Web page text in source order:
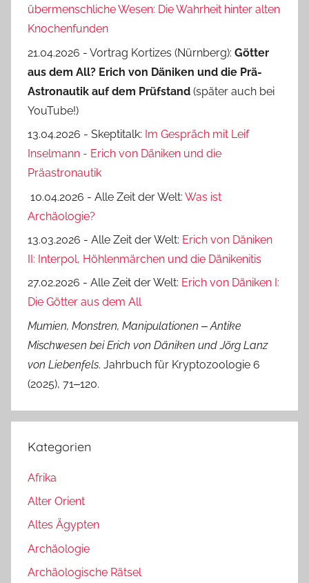
übermenschliche Wesen: Die Wahrheit hinter alten
Knochenfunden
21.04.2026 - Vortrag Kortizes (Nürnberg): Götter
aus dem All? Erich von Däniken und die Prä-
Astro­nautik auf dem Prüf­stand (später auch bei
YouTube!)
13.04.2026 - Skeptitalk: Im Gespräch mit Leif
Inselmann - Erich von Däniken und die
Präastronautik
10.04.2026 - Alle Zeit der Welt: Was ist
Archäologie?
13.03.2026 - Alle Zeit der Welt: Erich von Däniken
II: Interpol, Höhlenmärchen und die Dänikenitis
27.02.2026 - Alle Zeit der Welt: Erich von Däniken I:
Die Götter aus dem All
Mumien, Monstren, Manipulationen ‒ Antike
Mischwesen bei Erich von Däniken und Jörg Lanz
von Liebenfels. Jahrbuch für Kryptozoologie 6
(2025), 71‒120.
Kategorien
Afrika
Alter Orient
Altes Ägypten
Archäologie
Archäologische Rätsel